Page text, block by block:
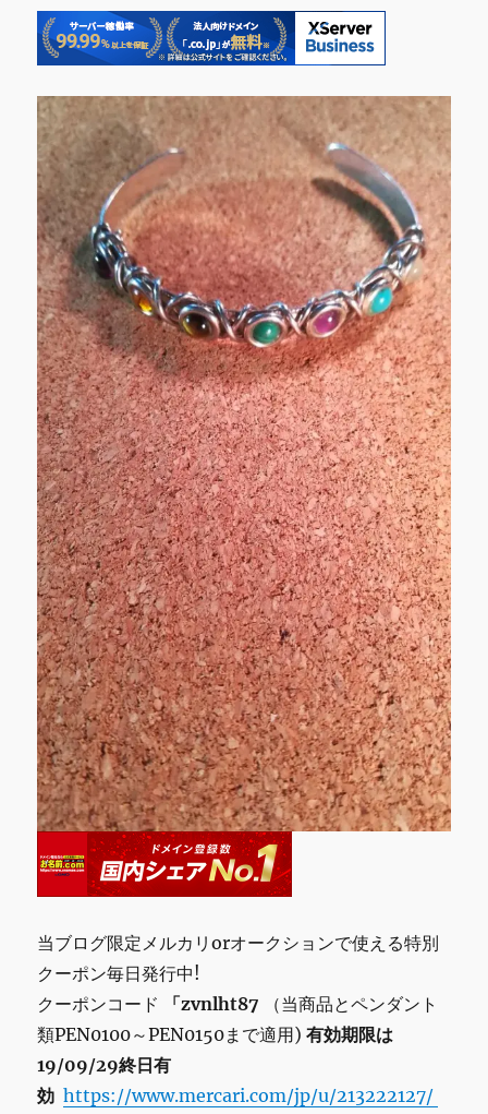
花
秋
の
七
草/
萩
ま
つ
り/
萩
の
ト
ン
ネ
ル
に
当ブログ限定メルカリorオークションで使える特別
クーポン毎日発行中!
クーポンコード
「zvnlht87 （当商品とペンダント
類PEN0100～PEN0150まで適用)有効期限は
19/09/29終日有
効 https://www.mercari.com/jp/u/213222127/